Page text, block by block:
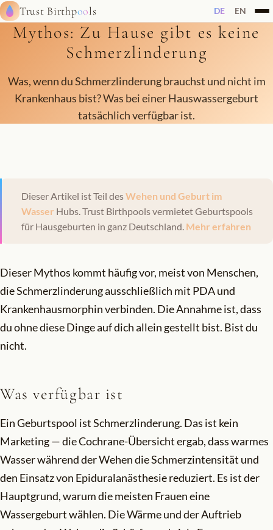
Trust Birthpools DE EN
Mythos: Zu Hause gibt es keine
Schmerzlinderung
Was, wenn du Schmerzlinderung brauchst und nicht im
Krankenhaus bist? Was bei einer Hauswassergeburt
tatsächlich verfügbar ist.
Dieser Artikel ist Teil desWehen und Geburt im
Wasser Hubs. Trust Birthpools vermietet Geburtspools
für Hausgeburten in ganz Deutschland. Mehr erfahren
Dieser Mythos kommt häufig vor, meist von Menschen,
die Schmerzlinderung ausschließlich mit PDA und
Krankenhausmorphin verbinden. Die Annahme ist, dass
du ohne diese Dinge auf dich allein gestellt bist. Bist du
nicht.
Was verfügbar ist
Ein Geburtspool ist Schmerzlinderung. Das ist kein
Marketing — die Cochrane-Übersicht ergab, dass warmes
Wasser während der Wehen die Schmerzintensität und
den Einsatz von Epiduralanästhesie reduziert. Es ist der
Hauptgrund, warum die meisten Frauen eine
Wassergeburt wählen. Die Wärme und der Auftrieb